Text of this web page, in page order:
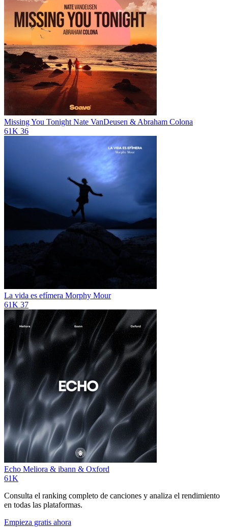
Missing You Tonight Nate VanDeusen & Abraham Colona
61K 36
La vida es efímera Morphy Mour
61K 37
Echo Meliora & ibann & Oxford
61K
Consulta el ranking completo de canciones y analiza el rendimiento
en todas las plataformas.
Empieza gratis ahora